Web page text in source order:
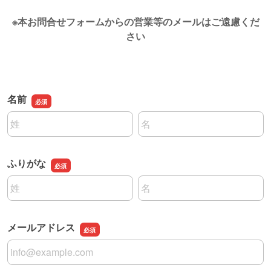
※本お問合せフォームからの営業等のメールはご遠慮くだ
さい
名前
名前の姓
名前の名
ふりがな
名前の姓
名前の名
メールアドレス
メールアドレス